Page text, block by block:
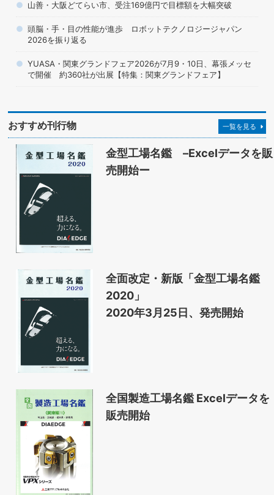
山善・大阪どてらい市、受注169億円で目標額を大幅突破
頭脳・手・目の性能が進歩 ロボットテクノロジージャパン
2026を振り返る
YUASA・関東グランドフェア2026が7月9・10日、幕張メッセ
で開催 約360社が出展【特集：関東グランドフェア】
おすすめ刊行物 一覧を見る
金型工場名鑑 –Excelデータを販
売開始ー
全面改定・新版「金型工場名鑑
2020」
2020年3月25日、発売開始
全国製造工場名鑑 Excelデータを
販売開始